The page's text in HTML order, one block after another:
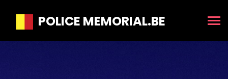
POLICE MEMORIAL.BE